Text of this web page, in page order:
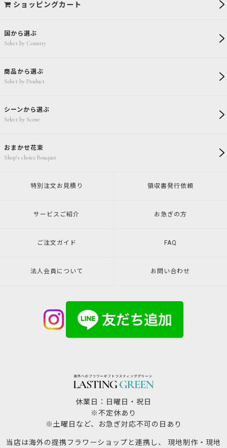
国から選ぶ
Select by Country
商品から選ぶ
Select by Product
シーンから選ぶ
Select by Scene
おまかせ花束
Shop's choice Bouquet
ショッピングカート
特別注文 お見積り 領収書発行依頼
サービスご紹介 お急ぎの方
ご注文ガイド FAQ
法人会員について お問い合わせ
休業日：日曜日・祝日
※不定休あり
※土曜日など、お急ぎ対応不可の日あり
当店は海外の提携フラワーショップと連携し、 現地制作・現地